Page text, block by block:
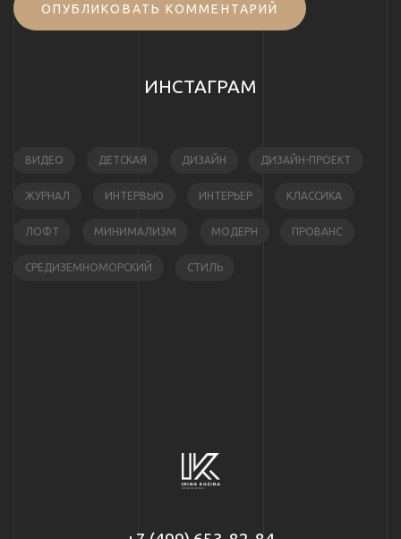
ОПУБЛИКОВАТЬ КОММЕНТАРИЙ
ИНСТАГРАМ
ВИДЕО ДЕТСКАЯ ДИЗАЙН ДИЗАЙН-ПРОЕКТ
ЖУРНАЛ ИНТЕРВЬЮ ИНТЕРЬЕР КЛАССИКА
ЛОФТ МИНИМАЛИЗМ МОДЕРН ПРОВАНС
СРЕДИЗЕМНОМОРСКИЙ СТИЛЬ